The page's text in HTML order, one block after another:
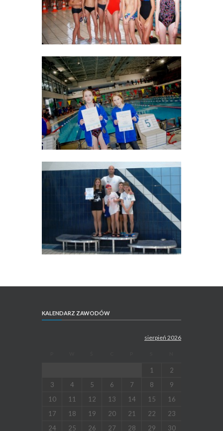
KALENDARZ ZAWODÓW
sierpień 2026
1
2
3
4 5 6 7 8
9
10
11 12 13 14 15
16
17
18 19 20 21 22
23
24
25 26 27 28 29
30